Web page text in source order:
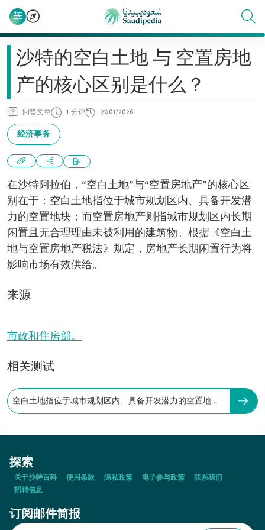
沙特的空白土地 与 空置房地
产的核心区别是什么？
问答文章 1 分钟 27/01/2026
经济事务
在沙特阿拉伯，“空白土地”与“空置房地产”的核心区
别在于：空白土地指位于城市规划区内、具备开发潜
力的空置地块；而空置房地产则指城市规划区内长期
闲置且无合理理由未被利用的建筑物。根据《空白土
地与空置房地产税法》规定，房地产长期闲置行为将
影响市场有效供给。
来源
市政和住房部。
相关测试
空白土地指位于城市规划区内、具备开发潜力的空置地
探索
关于沙特百科 使用条款 隐私政策 电子参与政策
联系我们
招聘信息
订阅邮件简报